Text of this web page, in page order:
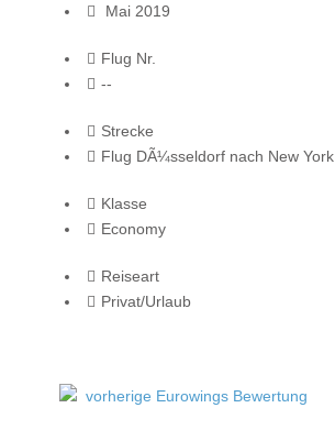
Mai 2019
Flug Nr.
--
Strecke
Flug DÃ¼sseldorf nach New York
Klasse
Economy
Reiseart
Privat/Urlaub
vorherige Eurowings Bewertung